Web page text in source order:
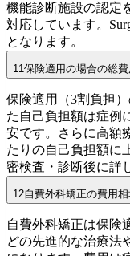
保険適用ガイド
初診相談を予約
機能診断施設の認定
対応しています。
となります。
11保険適用の場合の総費
費用・料金
初診相談を予約
保険適用（3割負担
た自己負担額は症例
安です。さらに高額
たりの自己負担額に
密検査・診断後に詳
12自費外科矯正の費用相
自費外科矯正は保険
どの先進的な治療法